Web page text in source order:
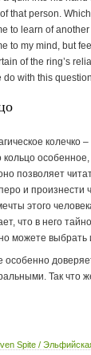
that person.
to learn of
to my mind, but
of the ring’s
do with this
колечко
кольцо
позволяет
и
этого
что в него
можете выбрать и
Так что
Spite /